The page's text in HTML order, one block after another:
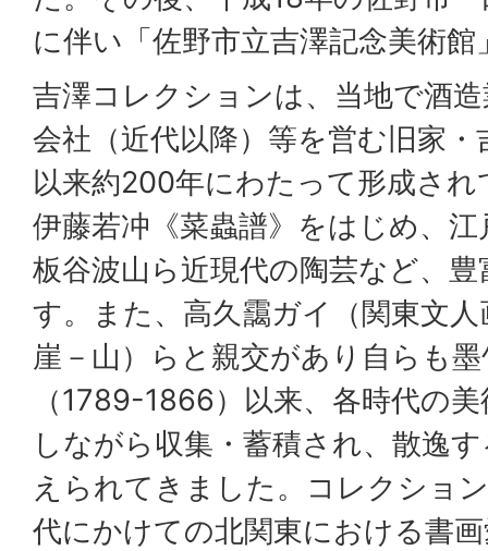
に伴い「佐野市立吉澤記念美術
吉澤コレクションは、当地で酒
会社（近代以降）等を営む旧家
以来約200年にわたって形成さ
伊藤若冲《菜蟲譜》をはじめ、
板谷波山ら近現代の陶芸など、
す。また、高久靄ガイ（関東文
崖－山）らと親交があり自らも
（1789-1866）以来、各時代の
しながら収集・蓄積され、散逸
えられてきました。コレクショ
代にかけての北関東における書